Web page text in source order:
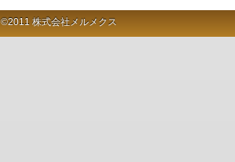
©2011 株式会社メルメクス